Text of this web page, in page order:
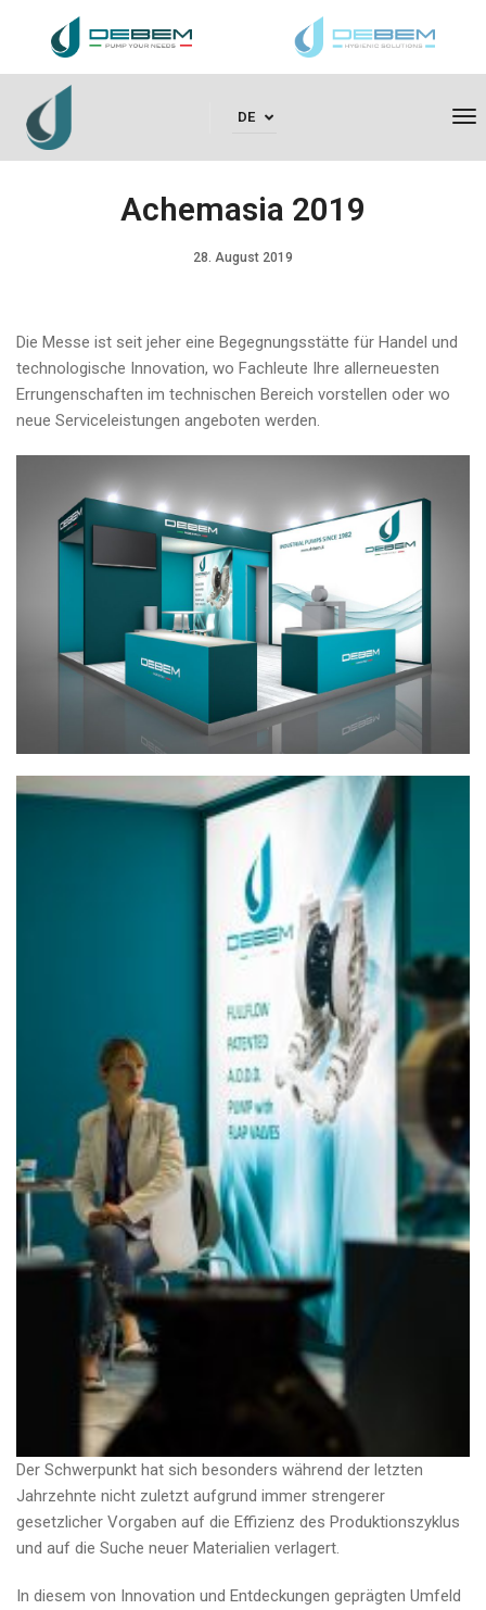
DE
Achemasia 2019
28. August 2019
Die Messe ist seit jeher eine Begegnungsstätte für Handel und
technologische Innovation, wo Fachleute Ihre allerneuesten
Errungenschaften im technischen Bereich vorstellen oder wo
neue Serviceleistungen angeboten werden.
Der Schwerpunkt hat sich besonders während der letzten
Jahrzehnte nicht zuletzt aufgrund immer strengerer
gesetzlicher Vorgaben auf die Effizienz des Produktionszyklus
und auf die Suche neuer Materialien verlagert.
In diesem von Innovation und Entdeckungen geprägten Umfeld